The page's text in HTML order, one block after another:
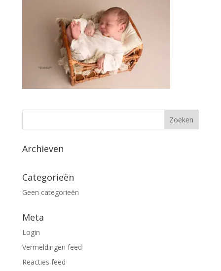
Archieven
Categorieën
Geen categorieën
Meta
Login
Vermeldingen feed
Reacties feed